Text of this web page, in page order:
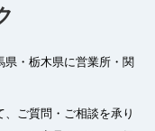
県・栃木県に営業所・関
ご質問・ご相談を承り